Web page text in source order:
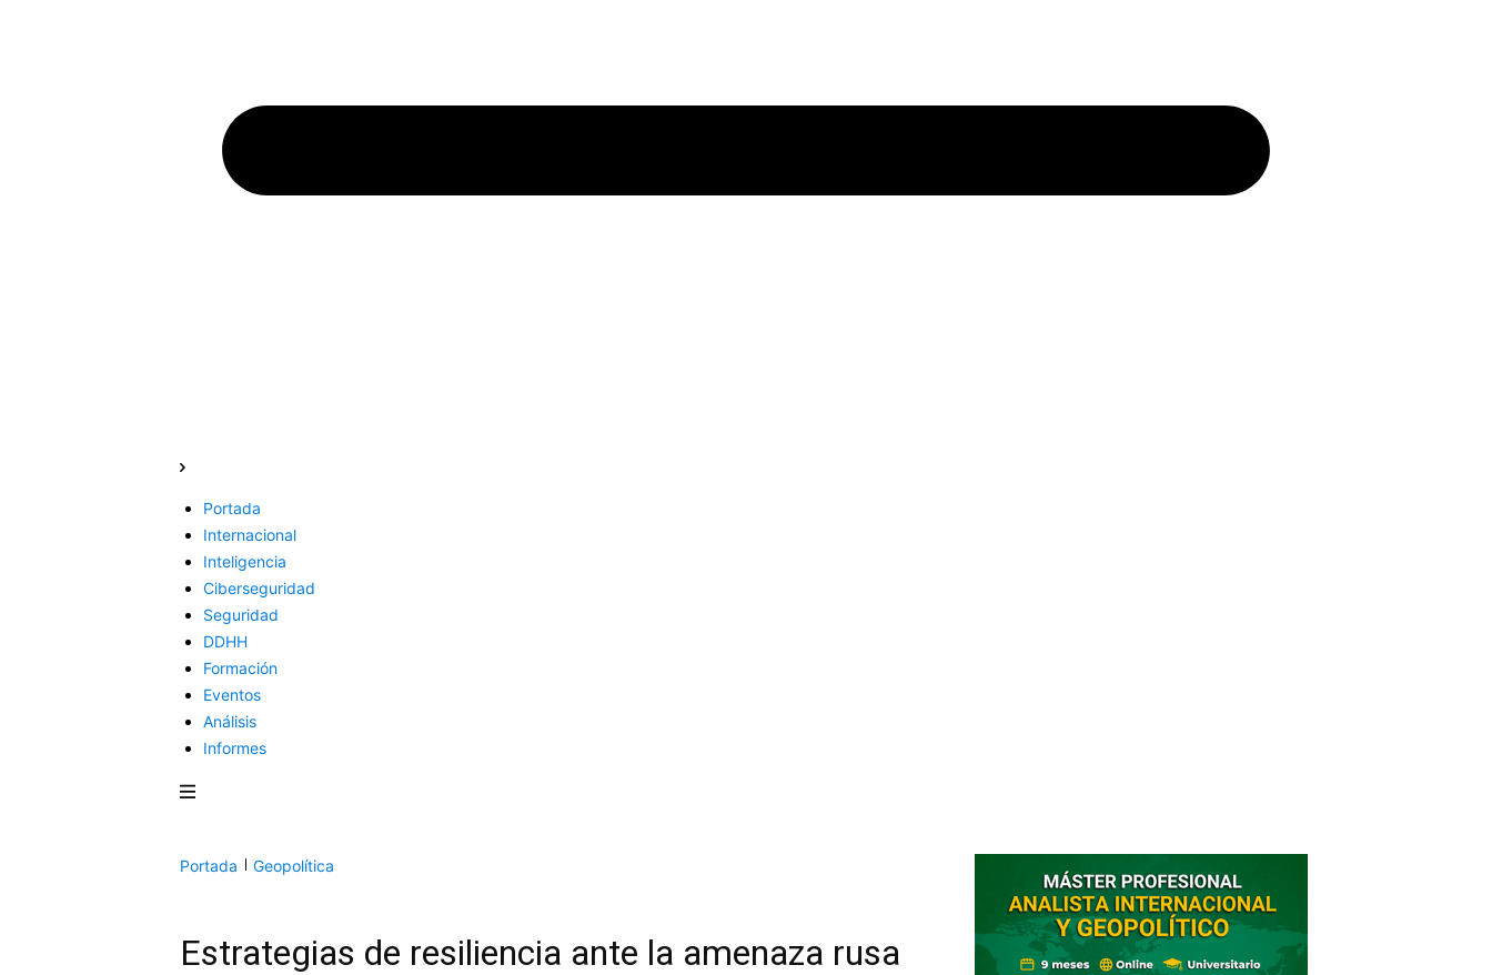
Portada
Internacional
Inteligencia
Ciberseguridad
Seguridad
DDHH
Formación
Eventos
Análisis
Informes
Portada Geopolítica
Estrategias de resiliencia ante la amenaza rusa